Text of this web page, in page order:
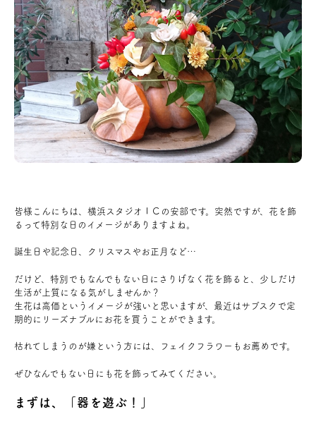
ごあいさつ
チーム紹介
アクセス
ブログ
SDGs
プライバシーポリシー
モデルハウス見学・ご予約
皆様こんにちは、横浜スタジオＩＣの安部です。突然ですが、花を飾
るって特別な日のイメージがありますよね。
誕生日や記念日、クリスマスやお正月など…
だけど、 特別でもなんでもない日にさりげなく花を飾ると、少しだけ
生活が上質になる気がしませんか？
生花は高価というイメージが強いと思いますが、最近はサブスクで定
期的にリーズナブルにお花を買うことができます。
枯れてしまうのが嫌という方には、フェイクフラワーもお薦めです。
ぜひなんでもない日にも花を飾ってみてください。
まずは、「器を遊ぶ！」